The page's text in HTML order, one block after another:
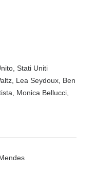
Stati Uniti
Lea Seydoux, Ben
Monica Bellucci,